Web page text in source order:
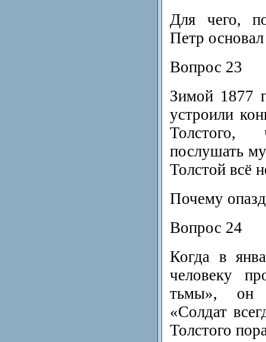
Для чего,
Петр
Вопрос 23
Зимой 1877
устроили
послушать
Толстой всё
Почему
Вопрос 24
Когда в
человеку
тьмы», он
«Солдат
Толстого